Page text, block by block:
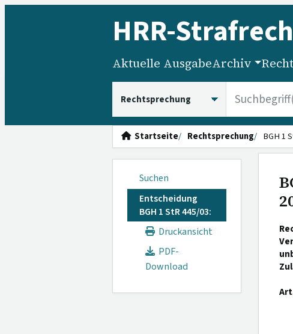
HRR-
Aktuelle AusgabeArchiv
Startseite Rechtsprechung BGH 1
Suchen
Entscheidung
BGH 1 StR 445/03:
Druckansicht
PDF-
Download